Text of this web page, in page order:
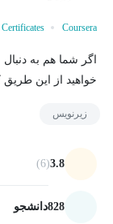
Coursera
اگر شما هم به
خواهید از این
زیرنویس
3.8
(6)
828دانشجو